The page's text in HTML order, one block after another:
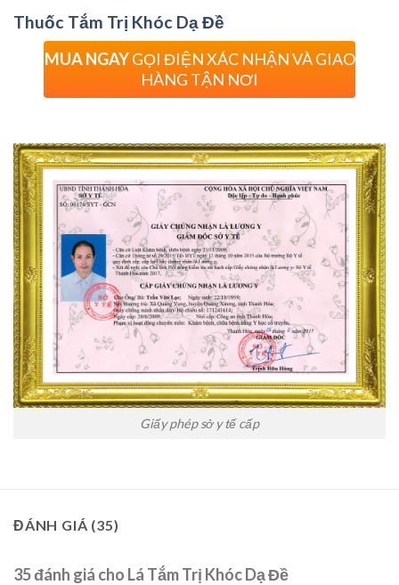
Thuốc Tắm Trị Khóc Dạ Đề
MUA NGAYGỌI ĐIỆN XÁC NHẬN VÀ GIAO
HÀNG TẬN NƠI
Giấy phép sở y tế cấp
ĐÁNH GIÁ (35)
35 đánh giá cho Lá Tắm Trị Khóc Dạ Đề